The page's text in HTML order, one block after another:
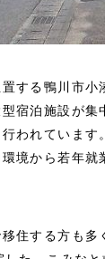
する鴨川市
宿泊施設が
われていま
境から若年
住する方も